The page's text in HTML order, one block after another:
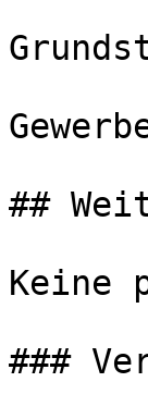
##
Keine
###